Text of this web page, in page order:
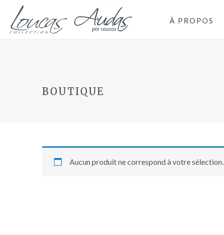
À PROPOS
BOUTIQUE
Aucun produit ne correspond à votre sélection.